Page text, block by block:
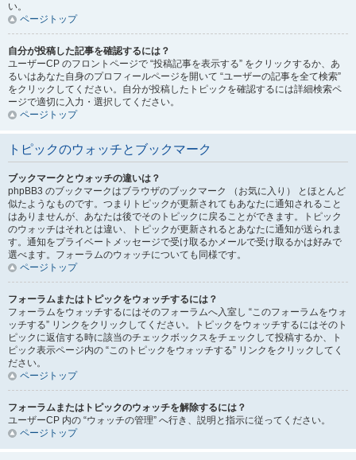
い。
ページトップ
自分が投稿した記事を確認するには？
ユーザーCP のフロントページで “投稿記事を表示する” をクリックするか、あ
るいはあなた自身のプロフィールページを開いて “ユーザーの記事を全て検索”
をクリックしてください。自分が投稿したトピックを確認するには詳細検索ペ
ージで適切に入力・選択してください。
ページトップ
トピックのウォッチとブックマーク
ブックマークとウォッチの違いは？
phpBB3 のブックマークはブラウザのブックマーク （お気に入り） とほとんど
似たようなものです。つまりトピックが更新されてもあなたに通知されること
はありませんが、あなたは後でそのトピックに戻ることができます。トピック
のウォッチはそれとは違い、トピックが更新されるとあなたに通知が送られま
す。通知をプライベートメッセージで受け取るかメールで受け取るかは好みで
選べます。フォーラムのウォッチについても同様です。
ページトップ
フォーラムまたはトピックをウォッチするには？
フォーラムをウォッチするにはそのフォーラムへ入室し “このフォーラムをウォ
ッチする” リンクをクリックしてください。トピックをウォッチするにはそのト
ピックに返信する時に該当のチェックボックスをチェックして投稿するか、ト
ピック表示ページ内の “このトピックをウォッチする” リンクをクリックしてく
ださい。
ページトップ
フォーラムまたはトピックのウォッチを解除するには？
ユーザーCP 内の “ウォッチの管理” へ行き、説明と指示に従ってください。
ページトップ